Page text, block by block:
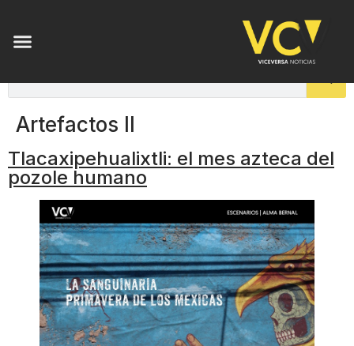
Artefactos II
Tlacaxipehualixtli: el mes azteca del
pozole humano